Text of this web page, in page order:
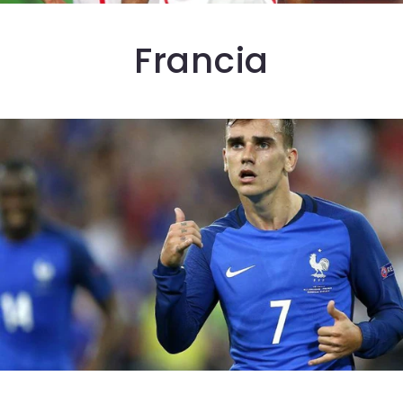
Francia